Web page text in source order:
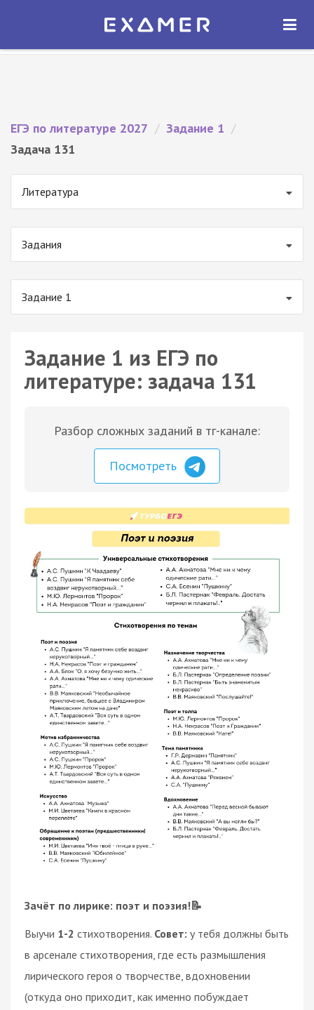
Экзамер — ЕГЭ 2027
ОТКРЫТЬ
ЕГЭ по литературе 2027 / Задание 1 /
Задача 131
Литература
Задания
Задание 1
Задание 1 из ЕГЭ по
литературе: задача 131
Разбор сложных заданий в тг-канале:
Посмотреть
Зачёт по лирике: поэт и поэзия!📝
Выучи 1-2 стихотворения. Совет: у тебя должны быть
в арсенале стихотворения, где есть размышления
лирического героя о творчестве, вдохновении
(откуда оно приходит, как именно побуждает